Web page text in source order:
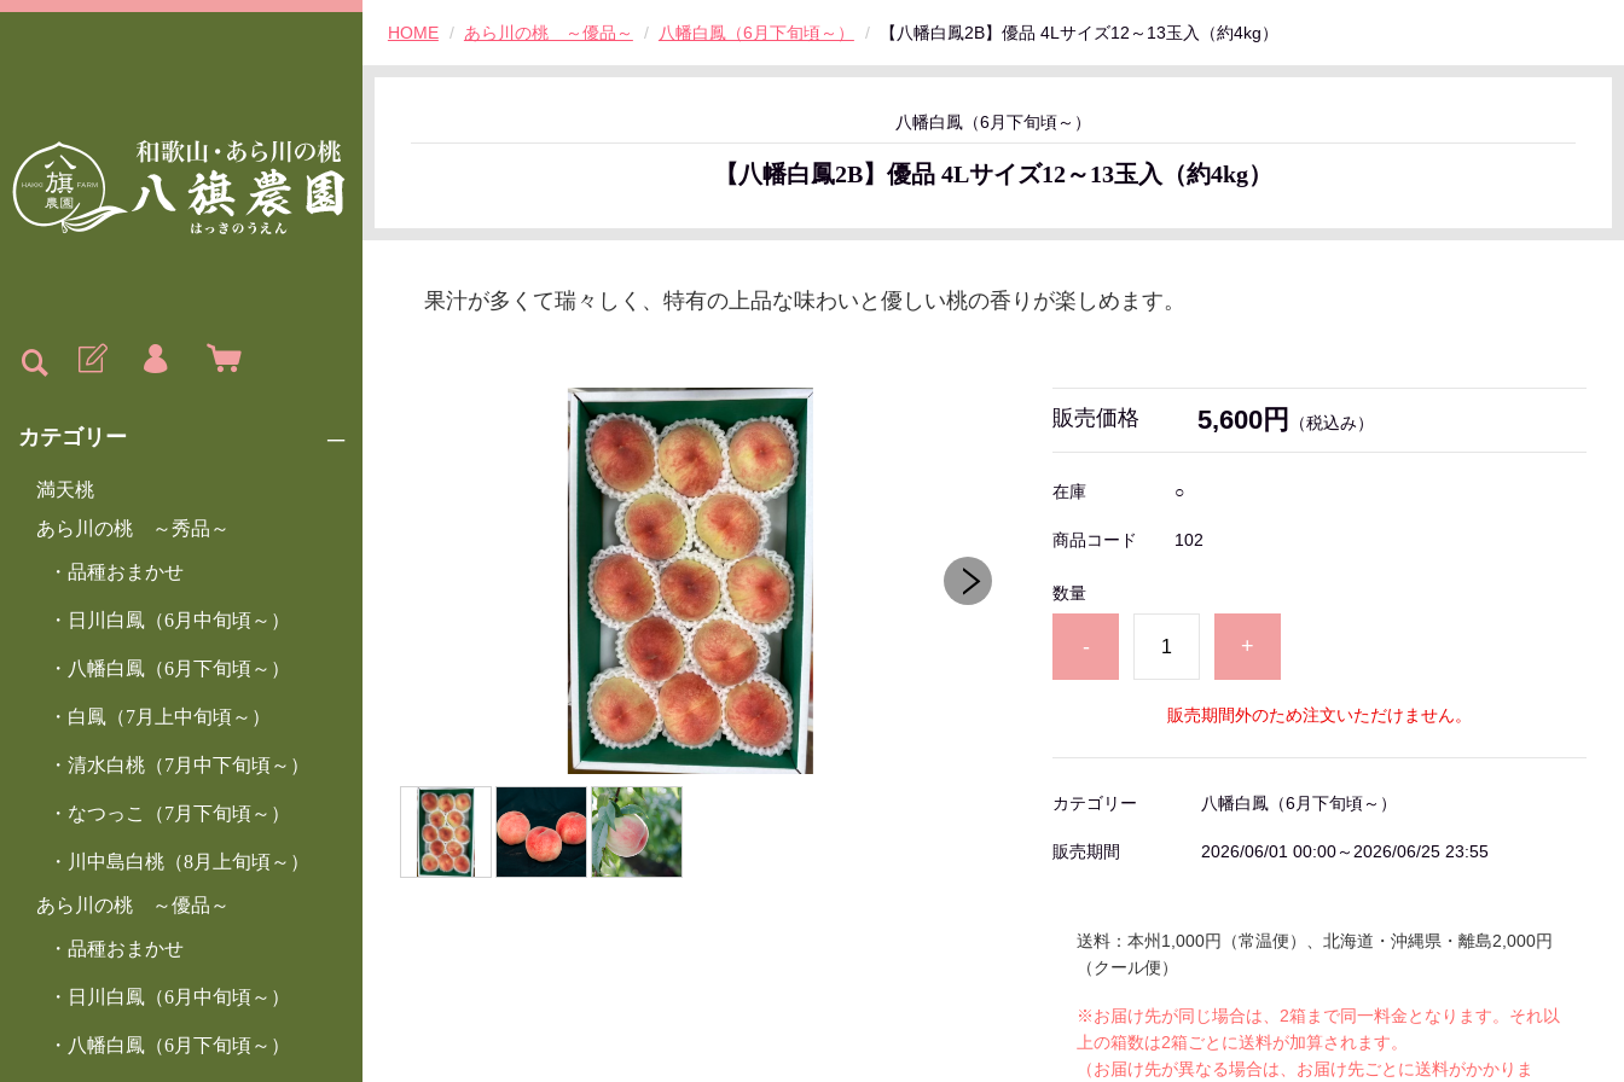
カテゴリー
満天桃
あら川の桃 ～秀品～
品種おまかせ
日川白鳳（6月中旬頃～）
八幡白鳳（6月下旬頃～）
白鳳（7月上中旬頃～）
清水白桃（7月中下旬頃～）
なつっこ（7月下旬頃～）
川中島白桃（8月上旬頃～）
あら川の桃 ～優品～
品種おまかせ
日川白鳳（6月中旬頃～）
八幡白鳳（6月下旬頃～）
HOME あら川の桃 ～優品～ 八幡白鳳（6月下旬頃～） 【八幡白鳳2B】優品 4Lサイズ12～13玉入（約4kg）
八幡白鳳（6月下旬頃～）
【八幡白鳳2B】優品 4Lサイズ12～13玉入（約4kg）
果汁が多くて瑞々しく、特有の上品な味わいと優しい桃の香りが楽しめます。
販売価格 5,600円 （税込み）
在庫 ○
商品コード 102
数量
- +
販売期間外のため注文いただけません。
カテゴリー 八幡白鳳（6月下旬頃～）
販売期間 2026/06/01 00:00～2026/06/25 23:55
送料：本州 1,000円（常温便）、北海道・沖縄県・離島2,000円
（クール便）
※お届け先が同じ場合は、2箱まで同一料金となります。それ以
上の箱数は2箱ごとに送料が加算されます。
（お届け先が異なる場合は、お届け先ごとに送料がかかりま